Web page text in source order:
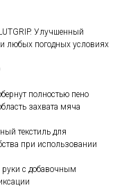
Улучшенный
любых погодных условиях
полностью пено
захвата мяча
текстиль для
при использовании
с добавочным